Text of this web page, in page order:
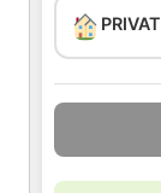
PRIVAT